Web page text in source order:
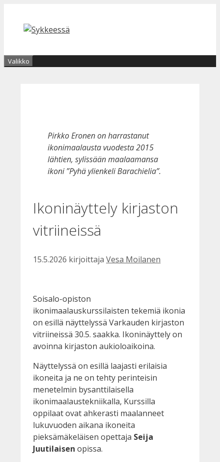
sisältöön
Valikko
Pirkko Eronen on harrastanut
ikonimaalausta vuodesta 2015
lähtien, sylissään maalaamansa
ikoni ”Pyhä ylienkeli Barachielia”.
Ikoninäyttely kirjaston
vitriineissä
15.5.2026 kirjoittaja Vesa Moilanen
Soisalo-opiston
ikonimaalauskurssilaisten tekemiä ikonia
on esillä näyttelyssä Varkauden kirjaston
vitriineissä 30.5. saakka. Ikoninäyttely on
avoinna kirjaston aukioloaikoina.
Näyttelyssä on esillä laajasti erilaisia
ikoneita ja ne on tehty perinteisin
menetelmin bysanttilaisella
ikonimaalaustekniikalla, Kurssilla
oppilaat ovat ahkerasti maalanneet
lukuvuoden aikana ikoneita
pieksämäkeläisen opettaja Seija
Juutilaisen opissa.